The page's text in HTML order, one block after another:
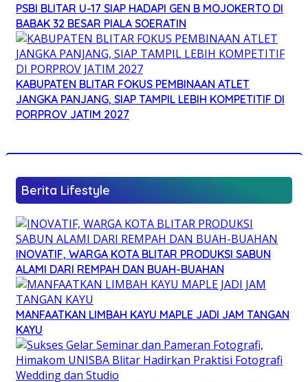
PSBI BLITAR U-17 SIAP HADAPI GEN B MOJOKERTO DI
BABAK 32 BESAR PIALA SOERATIN
KABUPATEN BLITAR FOKUS PEMBINAAN ATLET
JANGKA PANJANG, SIAP TAMPIL LEBIH KOMPETITIF DI
PORPROV JATIM 2027
Berita Lifestyle
INOVATIF, WARGA KOTA BLITAR PRODUKSI SABUN
ALAMI DARI REMPAH DAN BUAH-BUAHAN
MANFAATKAN LIMBAH KAYU MAPLE JADI JAM TANGAN
KAYU